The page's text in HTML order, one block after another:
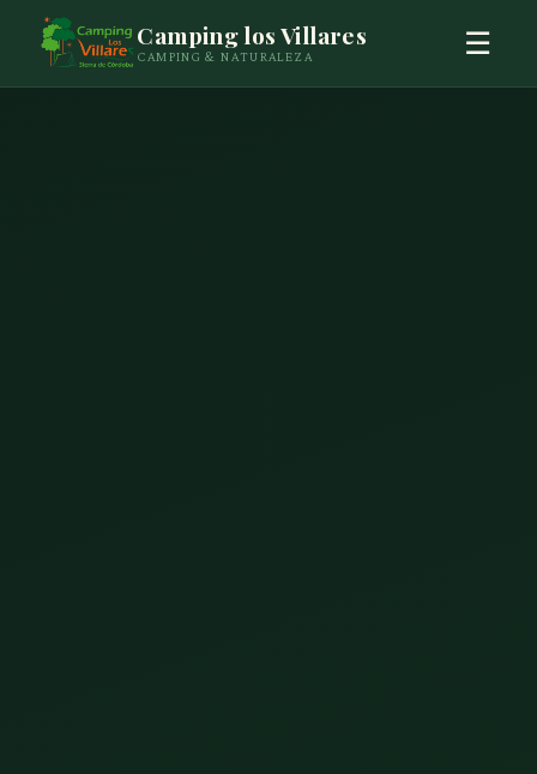
Camping los Villares
CAMPING & NATURALEZA ☰